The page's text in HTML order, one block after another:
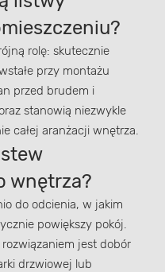
rolę: skutecznie
przy montażu
przed brudem i
stanowią niezwykle
całej aranżacji wnętrza.
wnętrza?
do odcienia, w jakim
powiększy pokój.
jest dobór
drzwiowej lub